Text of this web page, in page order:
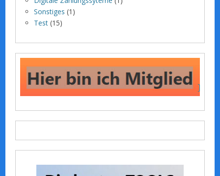
Sonstiges (1)
Test (15)